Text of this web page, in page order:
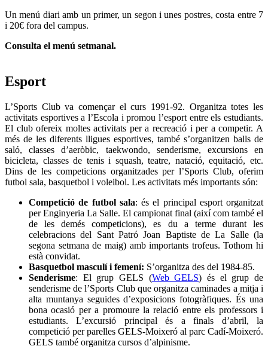
Un menú diari amb un primer, un segon i unes postres, costa entre 7
i 20€ fora del campus.
Consulta el menú setmanal.
Esport
L’Sports Club va començar el curs 1991-92. Organitza totes les
activitats esportives a l’Escola i promou l’esport entre els estudiants.
El club ofereix moltes activitats per a recreació i per a competir. A
més de les diferents lligues esportives, també s’organitzen balls de
saló, classes d’aeròbic, taekwondo, senderisme, excursions en
bicicleta, classes de tenis i squash, teatre, natació, equitació, etc.
Dins de les competicions organitzades per l’Sports Club, oferim
futbol sala, basquetbol i voleibol. Les activitats més importants són:
Competició de futbol sala: és el principal esport organitzat
per Enginyeria La Salle. El campionat final (així com també el
de les demés competicions), es du a terme durant les
celebracions del Sant Patró Joan Baptiste de La Salle (la
segona setmana de maig) amb importants trofeus. Tothom hi
està convidat.
Basquetbol masculí i femení: S’organitza des del 1984-85.
Senderisme: El grup GELS (Web GELS) és el grup de
senderisme de l’Sports Club que organitza caminades a mitja i
alta muntanya seguides d’exposicions fotogràfiques. És una
bona ocasió per a promoure la relació entre els professors i
estudiants. L’excursió principal és a finals d’abril, la
competició per parelles GELS-Moixeró al parc Cadí-Moixeró.
GELS també organitza cursos d’alpinisme.